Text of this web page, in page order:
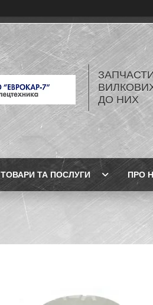
ДО НИХ
ТОВАРИ ТА ПОСЛУГИ ПРО